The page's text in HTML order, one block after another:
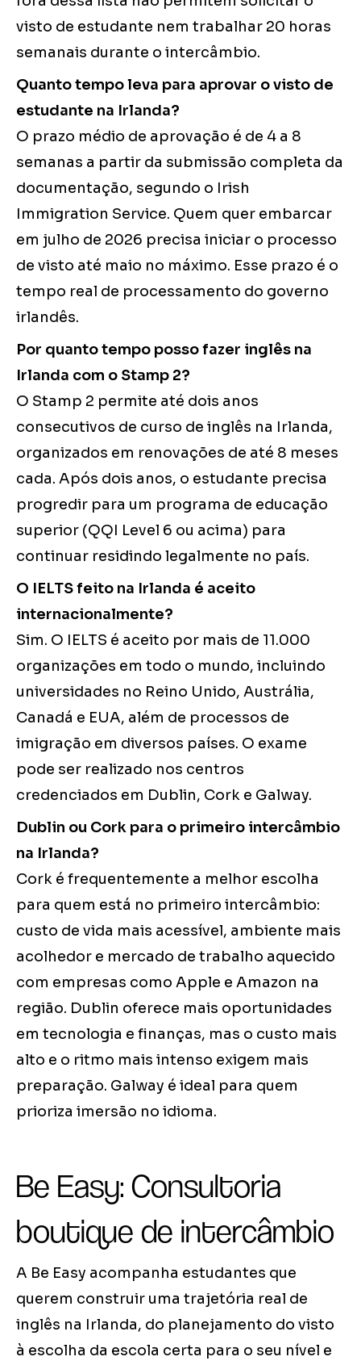
visto de estudante nem trabalhar 20 horas
semanais durante o intercâmbio.
Quanto tempo leva para aprovar o visto de
estudante na Irlanda?
O prazo médio de aprovação é de 4 a 8
semanas a partir da submissão completa da
documentação, segundo o Irish
Immigration Service. Quem quer embarcar
em julho de 2026 precisa iniciar o processo
de visto até maio no máximo. Esse prazo é o
tempo real de processamento do governo
irlandês.
Por quanto tempo posso fazer inglês na
Irlanda com o Stamp 2?
O Stamp 2 permite até dois anos
consecutivos de curso de inglês na Irlanda,
organizados em renovações de até 8 meses
cada. Após dois anos, o estudante precisa
progredir para um programa de educação
superior (QQI Level 6 ou acima) para
continuar residindo legalmente no país.
O IELTS feito na Irlanda é aceito
internacionalmente?
Sim. O IELTS é aceito por mais de 11.000
organizações em todo o mundo, incluindo
universidades no Reino Unido, Austrália,
Canadá e EUA, além de processos de
imigração em diversos países. O exame
pode ser realizado nos centros
credenciados em Dublin, Cork e Galway.
Dublin ou Cork para o primeiro intercâmbio
na Irlanda?
Cork é frequentemente a melhor escolha
para quem está no primeiro intercâmbio:
custo de vida mais acessível, ambiente mais
acolhedor e mercado de trabalho aquecido
com empresas como Apple e Amazon na
região. Dublin oferece mais oportunidades
em tecnologia e finanças, mas o custo mais
alto e o ritmo mais intenso exigem mais
preparação. Galway é ideal para quem
prioriza imersão no idioma.
Be Easy: Consultoria
boutique de intercâmbio
A Be Easy acompanha estudantes que
querem construir uma trajetória real de
inglês na Irlanda, do planejamento do visto
à escolha da escola certa para o seu nível e